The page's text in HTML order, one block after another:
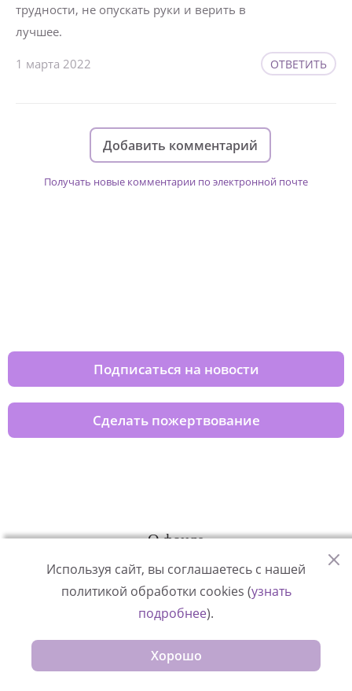
трудности, не опускать руки и верить в
лучшее.
1 марта 2022 ОТВЕТИТЬ
Добавить комментарий
Получать новые комментарии по электронной почте
Подписаться на новости
Сделать пожертвование
О фонде
Истории и статьи
Видеоанкеты детей-сирот
Как помочь
Используя сайт, вы соглашаетесь с нашей
политикой обработки cookies (узнать
подробнее).
Хорошо